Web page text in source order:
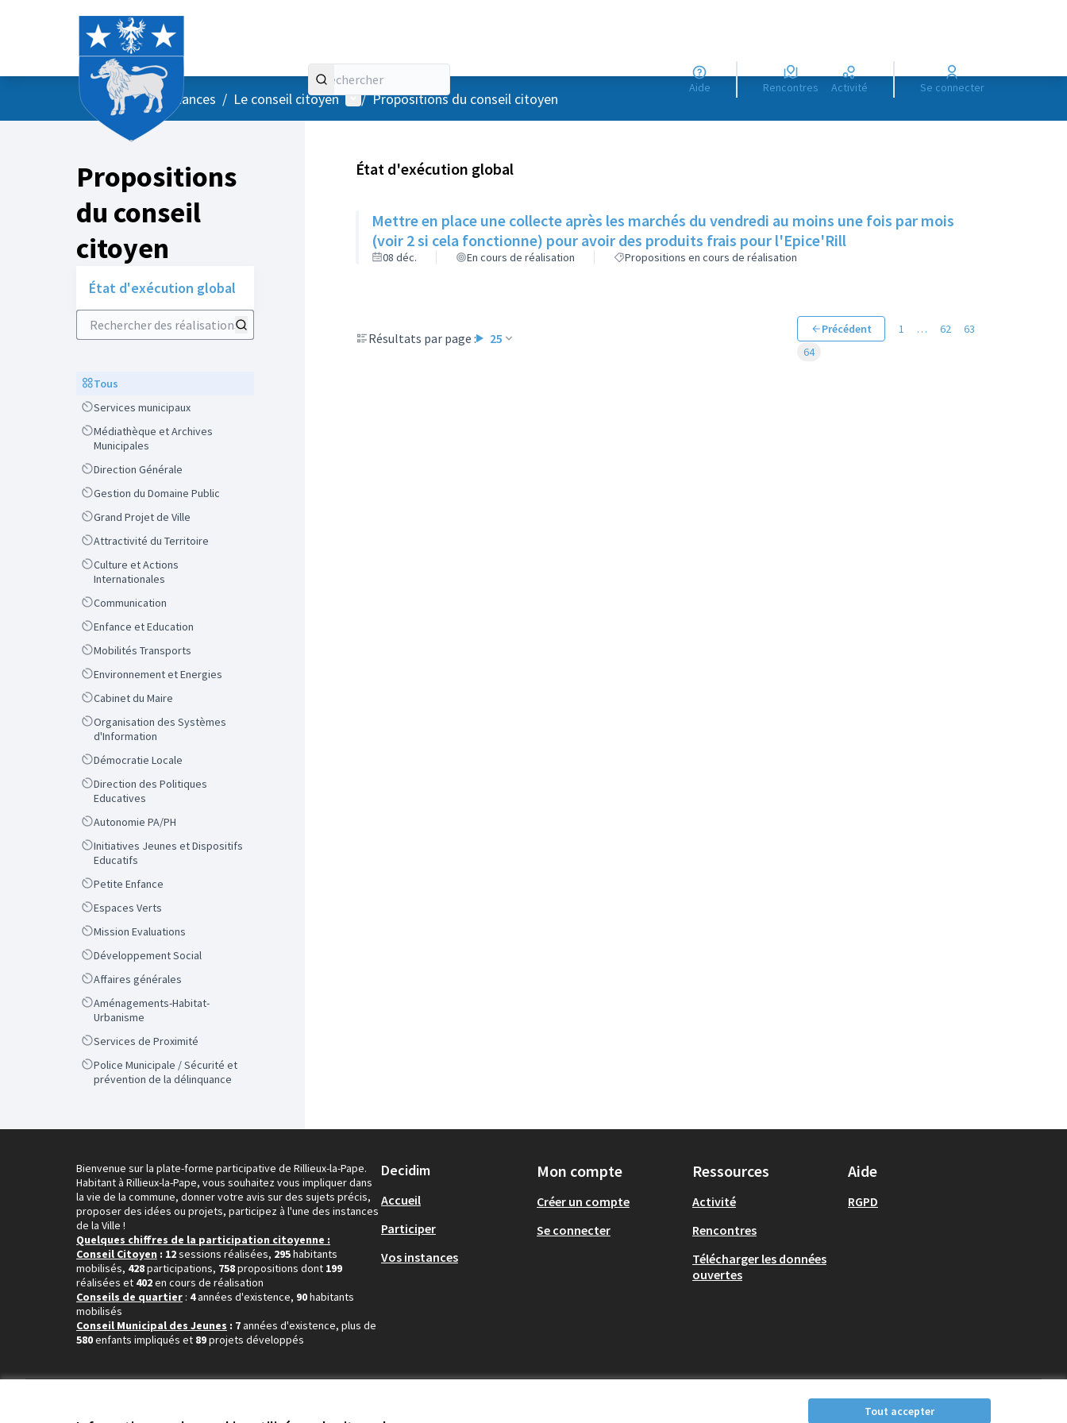
Tout accepter
Aide Rencontres Activité Se connecter
AccueilMenu principal
/ Vos instances / Le conseil citoyen Menu utilisateur
/ Propositions du conseil citoyen
Propositions
du conseil
citoyen
État d'exécution global
Rechercher des réalisations
ScopeTous
ScopeServices municipaux
Scope
Médiathèque et Archives
Municipales
ScopeDirection Générale
ScopeGestion du Domaine Public
ScopeGrand Projet de Ville
ScopeAttractivité du Territoire
Scope
Culture et Actions
Internationales
ScopeCommunication
ScopeEnfance et Education
ScopeMobilités Transports
ScopeEnvironnement et Energies
ScopeCabinet du Maire
Scope
Organisation des Systèmes
d'Information
ScopeDémocratie Locale
Scope
Direction des Politiques
Educatives
ScopeAutonomie PA/PH
Scope
Initiatives Jeunes et Dispositifs
Educatifs
ScopePetite Enfance
ScopeEspaces Verts
ScopeMission Evaluations
ScopeDéveloppement Social
ScopeAffaires générales
Scope
Aménagements-Habitat-
Urbanisme
ScopeServices de Proximité
Scope
Police Municipale / Sécurité et
prévention de la délinquance
État d'exécution global
Mettre en place une collecte après les marchés du vendredi au moins une fois par mois
(voir 2 si cela fonctionne) pour avoir des produits frais pour l'Epice'Rill
08 déc. En cours de réalisation Propositions en cours de réalisation
Résultats par page : 25
Précédent 1 … 62
63
64
Bienvenue sur la plate-forme participative de Rillieux-la-Pape.
Habitant à Rillieux-la-Pape, vous souhaitez vous impliquer dans
la vie de la commune, donner votre avis sur des sujets précis,
proposer des idées ou projets, participez à l'une des instances
de la Ville !
Quelques chiffres de la participation citoyenne :
Conseil Citoyen : 12sessions réalisées, 295habitants
mobilisés, 428participations, 758propositions dont 199
réalisées et 402en cours de réalisation
Conseils de quartier : 4années d'existence, 90habitants
mobilisés
Conseil Municipal des Jeunes : 7années d'existence, plus de
580enfants impliqués et 89projets développés
Decidim
Accueil
Participer
Vos instances
Mon compte
Créer un compte
Se connecter
Ressources
Activité
Rencontres
Télécharger les données
ouvertes
Aide
RGPD